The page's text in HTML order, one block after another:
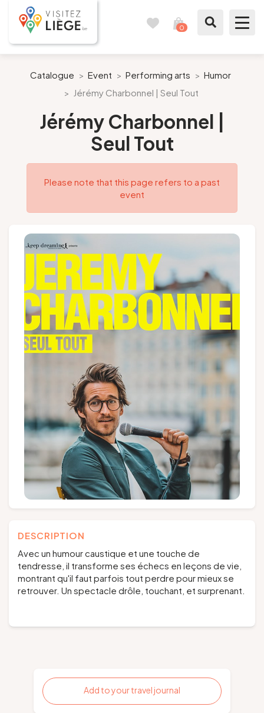
0
Like a citizen of Liège
Prepare my stay
Our suggestions
Follow us
Presse
Groups and tour operators
NL DE
Catalogue > Event > Performing arts > Humor
> Jérémy Charbonnel | Seul Tout
Jérémy Charbonnel |
Seul Tout
Please note that this page refers to a past
event
DESCRIPTION
Avec un humour caustique et une touche de
tendresse, il transforme ses échecs en leçons de vie,
montrant qu'il faut parfois tout perdre pour mieux se
retrouver. Un spectacle drôle, touchant, et surprenant.
Add to your travel journal